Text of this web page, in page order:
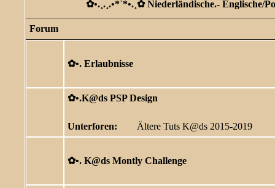
✿ •.¸.¸.•*`*•.¸✿ Niederländische.- Englische/
Forum
✿ •. Erlaubnisse
✿ •.K@ds PSP Design
Unterforen: Ältere Tuts K@ds 2015-2019
✿ •. K@ds Montly Challenge